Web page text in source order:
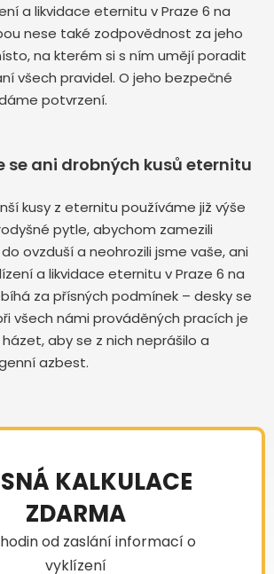
a likvidace eternitu v Praze 6 na
nese také zodpovědnost za jeho
na kterém si s ním umějí poradit
všech pravidel. O jeho bezpečné
potvrzení.
se ani drobných kusů eternitu
kusy z eternitu používáme již výše
pytle, abychom zamezili
ovzduší a neohrozili jsme vaše, ani
a likvidace eternitu v Praze 6 na
za přísných podmínek – desky se
všech námi prováděných pracích je
aby se z nich neprášilo a
azbest.
KALKULACE
ZDARMA
od zaslání informací o
vyklízení